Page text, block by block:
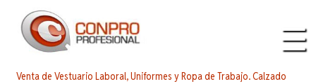
Venta de Vestuario Laboral, Uniformes y Ropa de Trabajo. Calzado